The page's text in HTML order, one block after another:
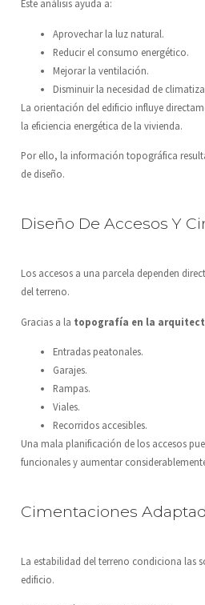
Este análisis ayuda a:
Aprovechar la luz natural.
Reducir el consumo energético.
Mejorar la ventilación.
Disminuir la necesidad de
La orientación del edificio influye
la eficiencia energética de la vivienda.
Por ello, la información topográfica
de diseño.
Diseño De Accesos Y
Los accesos a una parcela dependen
del terreno.
Gracias a la topografía en la
Entradas peatonales.
Garajes.
Rampas.
Viales.
Recorridos accesibles.
Una mala planificación de los accesos
funcionales y aumentar
Cimentaciones
La estabilidad del terreno condiciona las
edificio.